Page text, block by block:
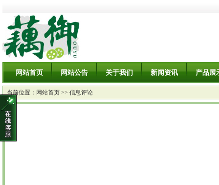
网站首页 网站公告 关于我们 新闻资讯 产品展
当前位置： 网站首页 >> 信息评论